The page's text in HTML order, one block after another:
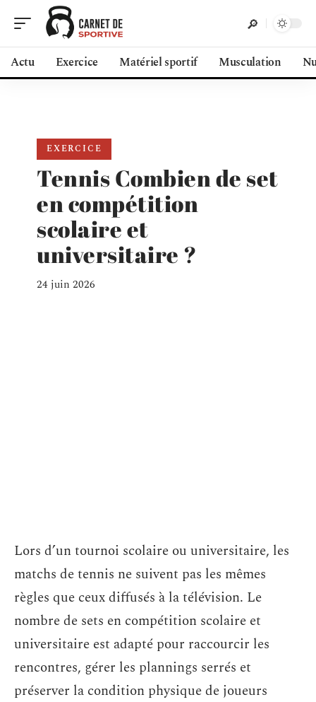
Actu Exercice Matériel sportif Musculation
EXERCICE
Tennis Combien de set
en compétition
scolaire et
universitaire ?
24 juin 2026
Lors d’un tournoi scolaire ou universitaire, les
matchs de tennis ne suivent pas les mêmes
règles que ceux diffusés à la télévision. Le
nombre de sets en compétition scolaire et
universitaire est adapté pour raccourcir les
rencontres, gérer les plannings serrés et
préserver la condition physique de joueurs